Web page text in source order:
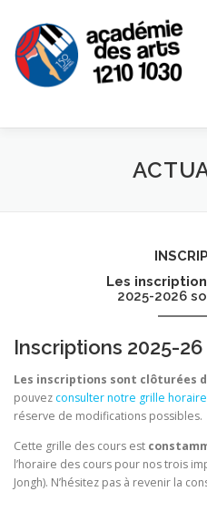
contenu
S’INSCRIRE À
INFOS GÉNÉRALES
Les
2025-2026
Inscriptions 2025-26
Les inscriptions sont clôturées
pouvez consulter notre grille
réserve de modifications possibles.
Cette grille des cours est
l’horaire des cours pour nos trois
Jongh). N’hésitez pas à revenir la